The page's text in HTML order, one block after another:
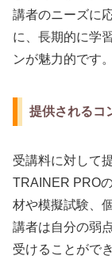
講者のニーズに
に、長期的に学
ンが魅力的です。
提供されるコ
受講料に対して
TRAINER PRO
材や模擬試験、
講者は自分の弱
受けることがで